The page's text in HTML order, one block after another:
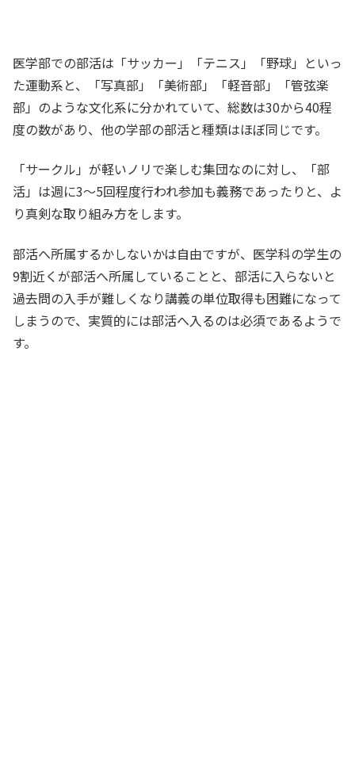
医学部での部活は「サッカー」「テニス」「野球」といっ
た運動系と、「写真部」「美術部」「軽音部」「管弦楽
部」のような文化系に分かれていて、総数は30から40程
度の数があり、他の学部の部活と種類はほぼ同じです。
「サークル」が軽いノリで楽しむ集団なのに対し、「部
活」は週に3～5回程度行われ参加も義務であったりと、よ
り真剣な取り組み方をします。
部活へ所属するかしないかは自由ですが、医学科の学生の
9割近くが部活へ所属していることと、部活に入らないと
過去問の入手が難しくなり講義の単位取得も困難になって
しまうので、実質的には部活へ入るのは必須であるようで
す。